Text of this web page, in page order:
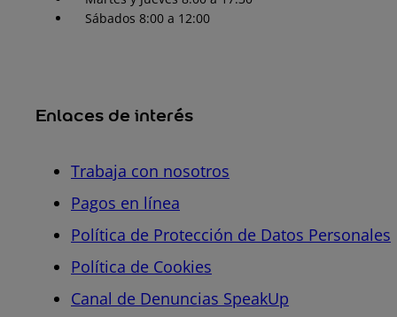
Sábados 8:00 a 12:00
Enlaces de interés
Trabaja con nosotros
Pagos en línea
Política de Protección de Datos Personales
Política de Cookies
Canal de Denuncias SpeakUp